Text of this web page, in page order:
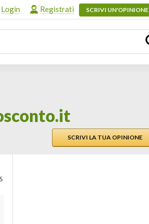
Login Registrati SCRIVI UN'OPINIONE
SCRIVI LA TUA OPINIONE